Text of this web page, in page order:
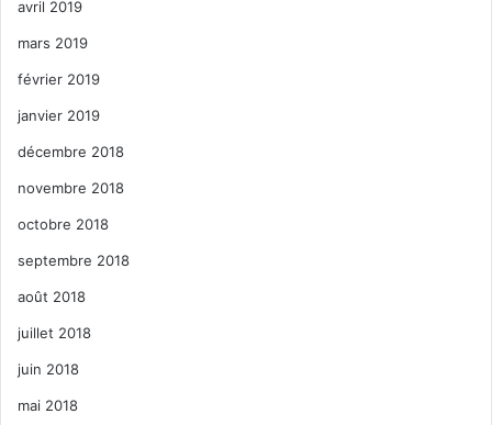
avril 2019
mars 2019
février 2019
janvier 2019
décembre 2018
novembre 2018
octobre 2018
septembre 2018
août 2018
juillet 2018
juin 2018
mai 2018